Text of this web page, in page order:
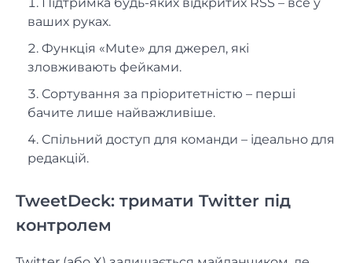
ваших руках.
Функція «Mute» для джерел, які
зловживають фейками.
Сортування за пріоритетністю – перші
бачите лише найважливіше.
Спільний доступ для команди – ідеально для
редакцій.
TweetDeck: тримати Twitter під
контролем